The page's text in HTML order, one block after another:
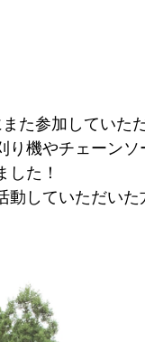
た参加していた
り機やチェーンソ
した！
動していただいた